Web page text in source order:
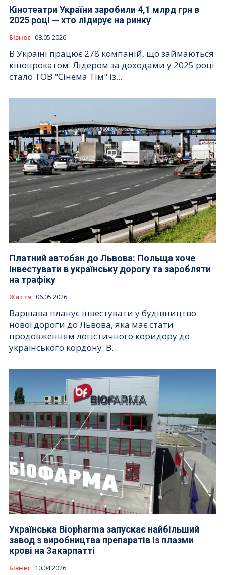
Кінотеатри України заробили 4,1 млрд грн в
2025 році — хто лідирує на ринку
Бізнес 08.05.2026
В Україні працює 278 компаній, що займаються
кінопрокатом. Лідером за доходами у 2025 році
стало ТОВ "Сінема Тім" із...
Платний автобан до Львова: Польща хоче
інвестувати в українську дорогу та заробляти
на трафіку
Життя 06.05.2026
Варшава планує інвестувати у будівництво
нової дороги до Львова, яка має стати
продовженням логістичного коридору до
українського кордону. В...
Українська Biopharma запускає найбільший
завод з виробництва препаратів із плазми
крові на Закарпатті
Бізнес 10.04.2026